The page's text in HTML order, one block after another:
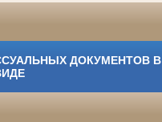
ДОКУМЕНТОВ В